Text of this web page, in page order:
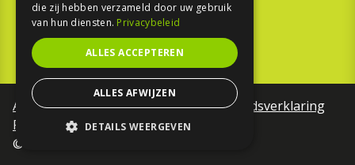
TOUREN
NIEUWSBRIEF
Algemene voorwaardenToegankelijkheidsverklaring
Privacy Policy
©Motorfreaks 2026
die zij hebben verzameld door uw gebruik
van hun diensten. Privacybeleid
ALLES ACCEPTEREN
ALLES AFWIJZEN
DETAILS WEERGEVEN